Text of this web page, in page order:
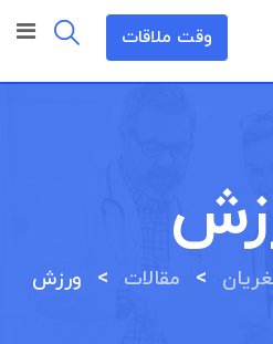
وقت ملاقات
> مقالات > ورزش